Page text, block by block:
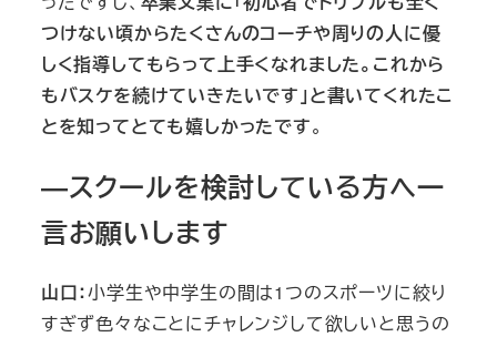
つけない頃からたくさんのコーチや周りの人に優
しく指導してもらって上手くなれました。これから
もバスケを続けていきたいです」と書いてくれたこ
とを知ってとても嬉しかったです。
―スクールを検討している方へ一
言お願いします
山口：小学生や中学生の間は1つのスポーツに絞り
すぎず色々なことにチャレンジして欲しいと思うの